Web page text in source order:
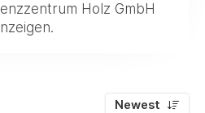
Holz GmbH
Newest